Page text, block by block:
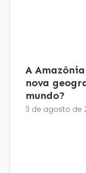
A
nova
mundo?
3 de agosto de